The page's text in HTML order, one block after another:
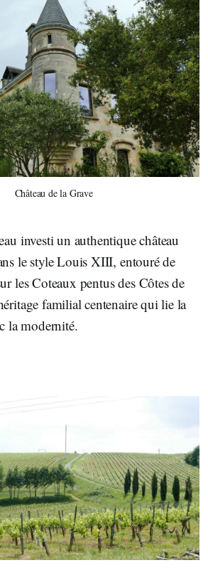
Château de la Grave
investi un authentique château
le style Louis XIII, entouré de
les Coteaux pentus des Côtes de
familial centenaire qui lie la
la modernité.